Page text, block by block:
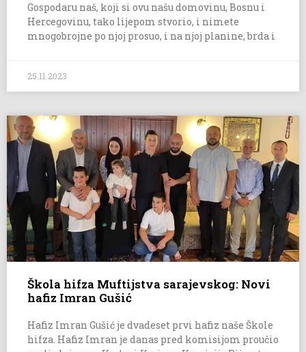
Gospodaru naš, koji si ovu našu domovinu, Bosnu i
Hercegovinu, tako lijepom stvorio, i nimete
mnogobrojne po njoj prosuo, i na njoj planine, brda i
25.11.2023
Škola hifza Muftijstva sarajevskog: Novi
hafiz Imran Gušić
Hafiz Imran Gušić je dvadeset prvi hafiz naše Škole
hifza. Hafiz Imran je danas pred komisijom proučio